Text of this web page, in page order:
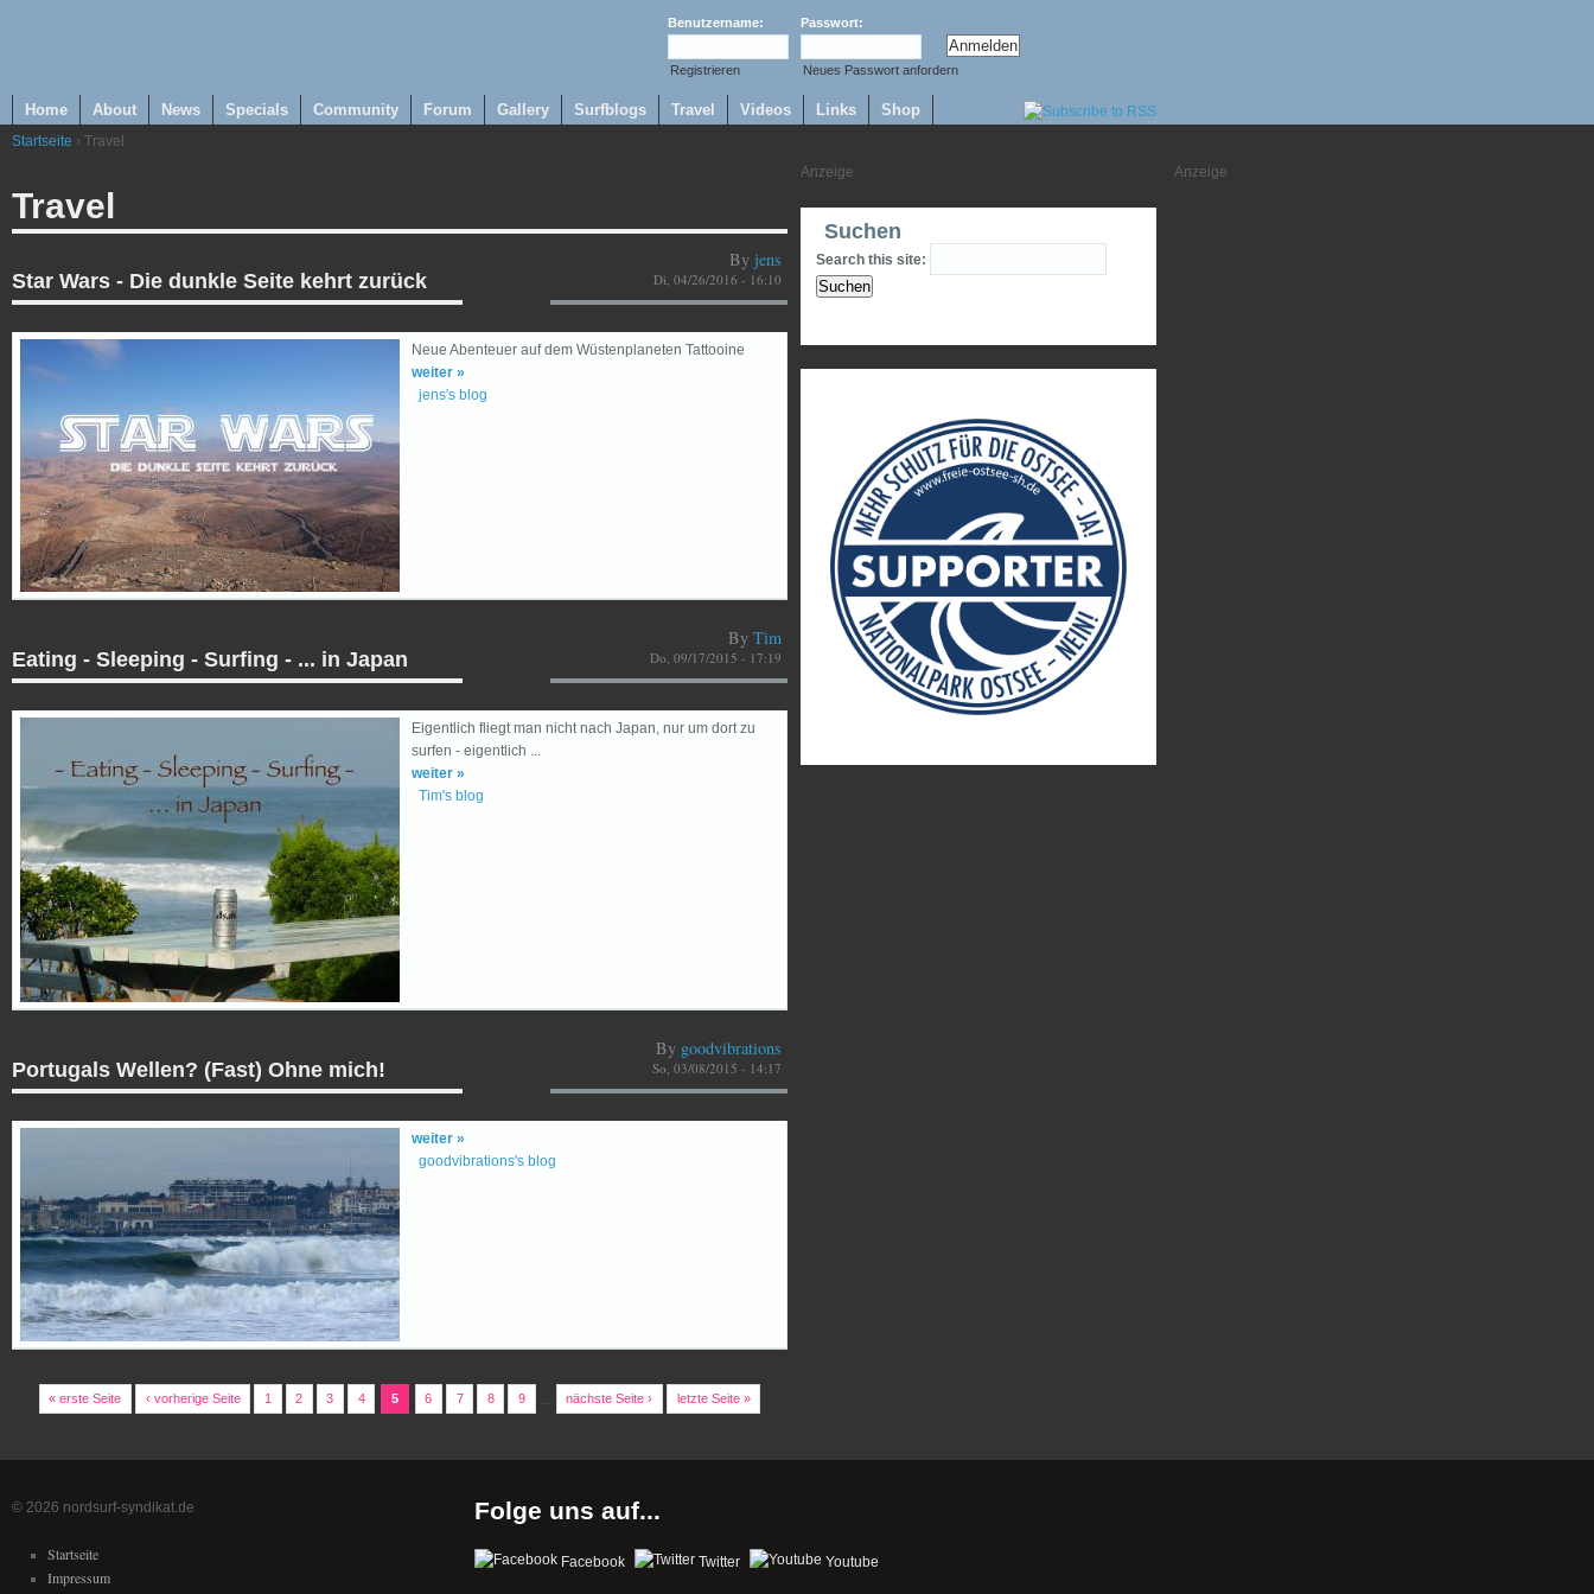
Benutzername: Passwort:
Registrieren Neues Passwort anfordern
Home About News Specials Community Forum Gallery Surfblogs Travel Videos Links Shop
Startseite › Travel
Travel
Star Wars - Die dunkle Seite kehrt zurück
By jens
Di, 04/26/2016 - 16:10
Neue Abenteuer auf dem Wüstenplaneten Tattooine
weiter »
jens's blog
Eating - Sleeping - Surfing - ... in Japan
By Tim
Do, 09/17/2015 - 17:19
Eigentlich fliegt man nicht nach Japan, nur um dort zu
surfen - eigentlich ...
weiter »
Tim's blog
Portugals Wellen? (Fast) Ohne mich!
By goodvibrations
So, 03/08/2015 - 14:17
weiter »
goodvibrations's blog
« erste Seite ‹ vorherige Seite 1 2 3 4 5 6 7 8 9 nächste Seite › letzte Seite »
Suchen
Search this site:
© 2026 nordsurf-syndikat.de
Startseite
Impressum
Folge uns auf...
Facebook Twitter Youtube